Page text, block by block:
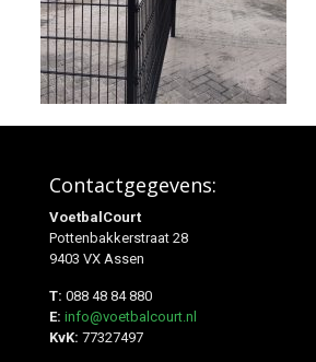
Contactgegevens:
VoetbalCourt
Pottenbakkerstraat 28
9403 VX Assen
T: 088 48 84 880
E: info@voetbalcourt.nl
KvK: 77327497